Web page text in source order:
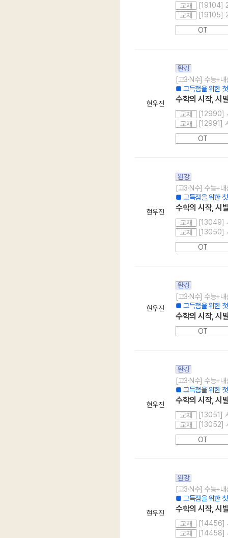
교재
[19104]
교재
[19105]
OT
현우진
완강
[고3·N수] 수능+내
■ 고득점을 위한
수학의 시작, 시
교재
[12990]
교재
[12991]
OT
현우진
완강
[고3·N수] 수능+내
■ 고득점을 위한
수학의 시작, 시
교재
[13049]
교재
[13050]
OT
현우진
완강
[고3·N수] 수능+내
■ 고득점을 위한
수학의 시작, 시
OT
현우진
완강
[고3·N수] 수능+내
■ 고득점을 위한
수학의 시작, 시
교재
[13051]
교재
[13052]
OT
현우진
완강
[고3·N수] 수능+내
■ 고득점을 위한
수학의 시작, 시
교재
[14456]
교재
[14458]